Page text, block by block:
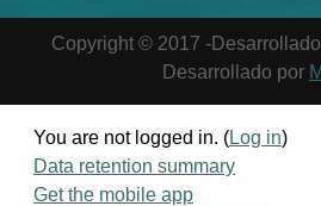
Copyright © 2017 -
Desarrollado por
You are not logged in. (Log in)
Data retention summary
Get the mobile app